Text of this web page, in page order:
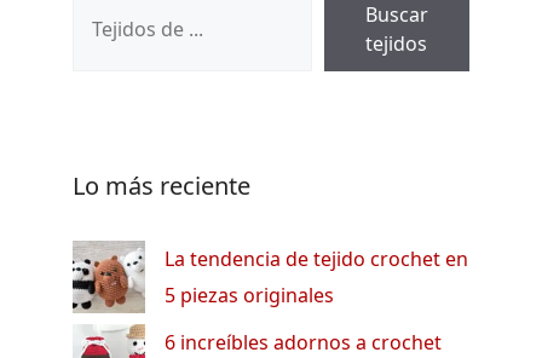
Buscar
tejidos
Lo más reciente
La tendencia de tejido crochet en
5 piezas originales
6 increíbles adornos a crochet